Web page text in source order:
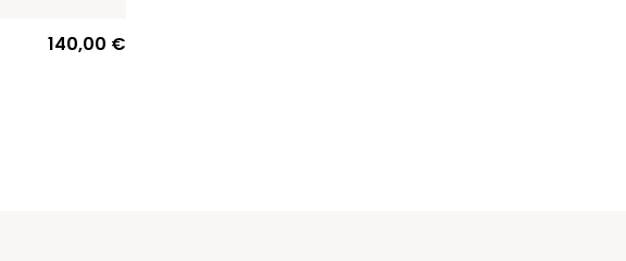
140,00 €